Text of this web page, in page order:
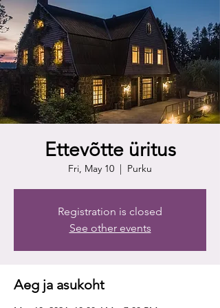
Ettevõtte üritus
Fri, May 10
  |
Purku
Registration is closed
See other events
Aeg ja asukoht